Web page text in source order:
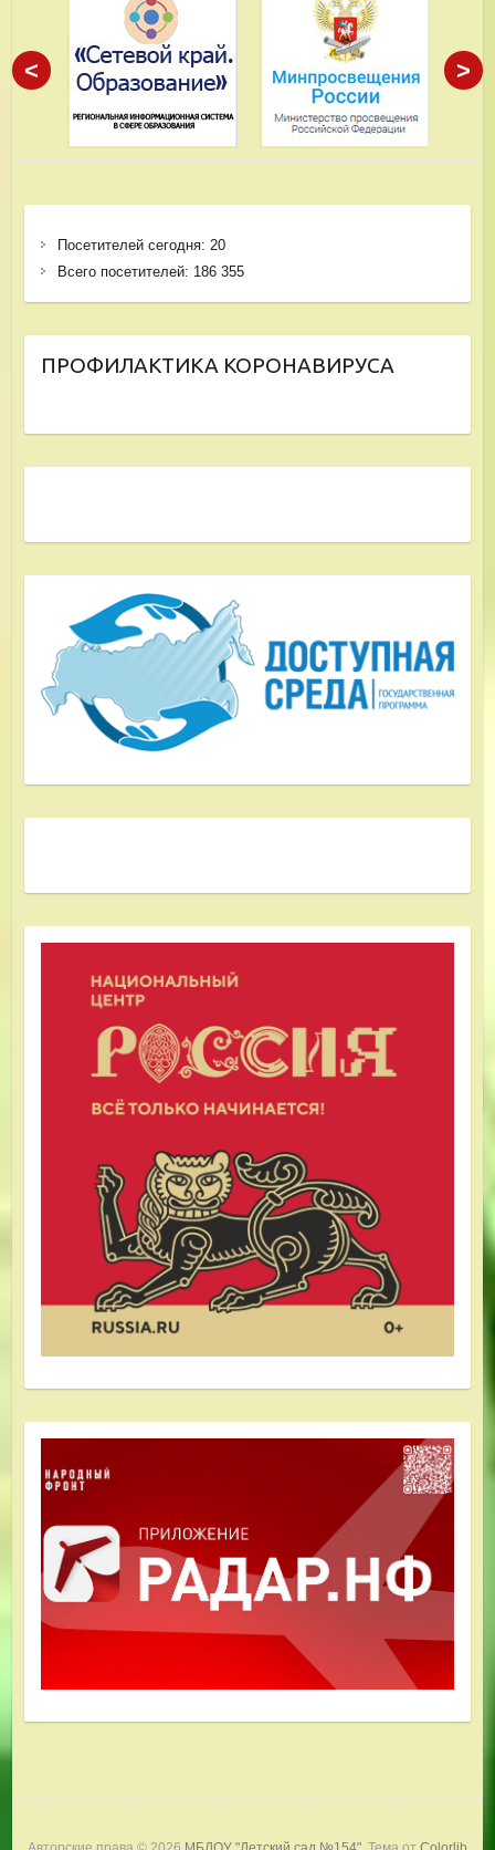
< >
Посетителей сегодня: 20
Всего посетителей: 186 355
ПРОФИЛАКТИКА КОРОНАВИРУСА